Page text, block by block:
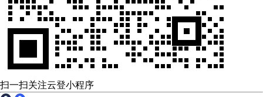
扫一扫关注云登小程序